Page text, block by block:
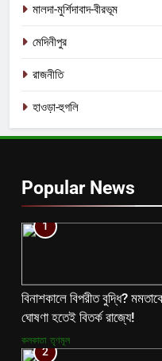
মালদা-মুর্শিদাবাদ-বীরভূম
মেদিনীপুর
রাজনীতি
হাওড়া-হুগলি
Popular News
1
বিনাশকালে বিপরীত বুদ্ধি?
ঘোষণা হতেই বিতর্ক রাজ্যে!
কলকাতা তৃণমূল
2